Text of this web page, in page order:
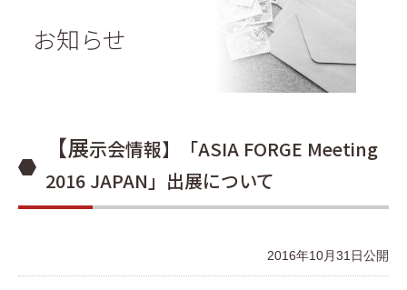
お知らせ
【展示会情報】「ASIA FORGE Meeting
2016 JAPAN」出展について
2016年10月31日公開